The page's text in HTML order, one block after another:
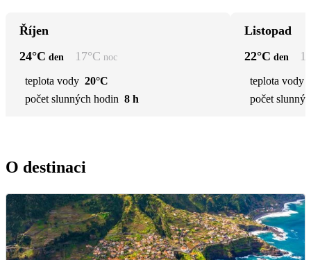
Říjen
24°C den 17°C noc
teplota vody 20°C
počet slunných hodin 8 h
Listopad
22°C den
teplota vody
počet
O destinaci